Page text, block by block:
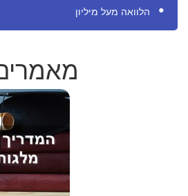
הלוואה מעל מיליון